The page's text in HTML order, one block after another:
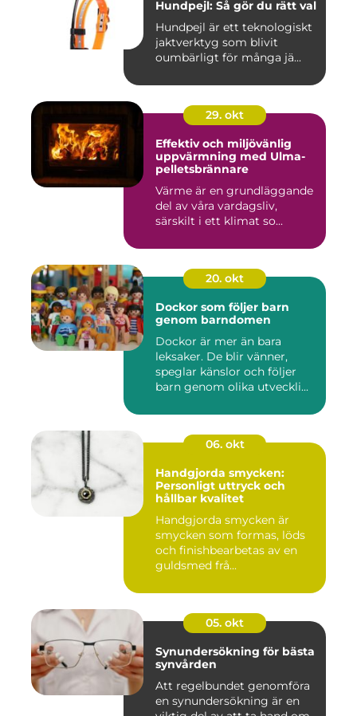
Hundpejl: Så gör du rätt val
Hundpejl är ett teknologiskt
jaktverktyg som blivit
oumbärligt för många jä...
29. okt
Effektiv och miljövänlig
uppvärmning med Ulma-
pelletsbrännare
Värme är en grundläggande
del av våra vardagsliv,
särskilt i ett klimat so...
20. okt
Dockor som följer barn
genom barndomen
Dockor är mer än bara
leksaker. De blir vänner,
speglar känslor och följer
barn genom olika utveckli...
06. okt
Handgjorda smycken:
Personligt uttryck och
hållbar kvalitet
Handgjorda smycken är
smycken som formas, löds
och finishbearbetas av en
guldsmed frå...
05. okt
Synundersökning för bästa
synvården
Att regelbundet genomföra
en synundersökning är en